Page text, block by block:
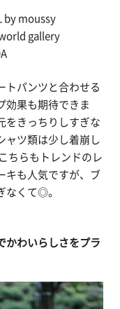
by moussy
gallery
トパンツと合わせる
効果も期待できま
をきっちりしすぎな
ャツ類は少し着崩し
ちらもトレンドのレ
キも人気ですが、ブ
なくて◎。
かわいらしさをプラ